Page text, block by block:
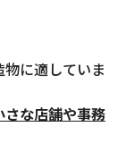
に適していま
な店舗や事務